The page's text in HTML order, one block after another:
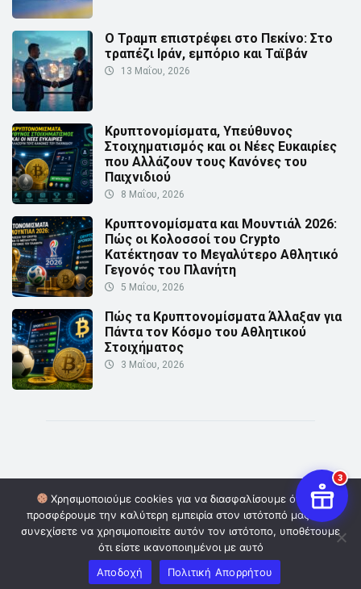
3
Ο Τραμπ επιστρέφει στο Πεκίνο: Στο
τραπέζι Ιράν, εμπόριο και Ταϊβάν
13 Μαΐου, 2026
Κρυπτονομίσματα, Υπεύθυνος
Στοιχηματισμός και οι Νέες Ευκαιρίες
που Αλλάζουν τους Κανόνες του
Παιχνιδιού
8 Μαΐου, 2026
Κρυπτονομίσματα και Μουντιάλ 2026:
Πώς οι Κολοσσοί του Crypto
Κατέκτησαν το Μεγαλύτερο Αθλητικό
Γεγονός του Πλανήτη
5 Μαΐου, 2026
Πώς τα Κρυπτονομίσματα Άλλαξαν για
Πάντα τον Κόσμο του Αθλητικού
Στοιχήματος
3 Μαΐου, 2026
© Copyright 2026 | Powered by Digital Οwners
| Επικοινωνία:
info@cryptoinformer.gr
Πολιτική Απορρήτου Όροι και Προϋποθέσεις
Χρησιμοποιούμε cookies για να διασφαλίσουμε ότι σας
προσφέρουμε την καλύτερη εμπειρία στον ιστότοπό μας. Εάν
συνεχίσετε να χρησιμοποιείτε αυτόν τον ιστότοπο, υποθέτουμε
ότι είστε ικανοποιημένοι με αυτό
Αποδοχή
Πολιτική Απορρήτου